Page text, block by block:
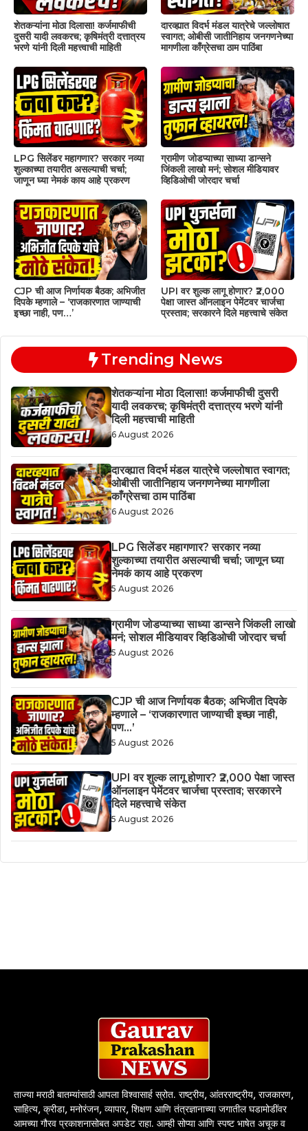
शेतकऱ्यांना मोठा दिलासा! कर्जमाफीची
दुसरी यादी लवकरच; कृषिमंत्री दत्तात्रय
भरणे यांनी दिली महत्त्वाची माहिती
दारव्ह्यात विदर्भ मंडल यात्रेचे जल्लोषात
स्वागत; ओबीसी जातीनिहाय जनगणनेच्या
मागणीला काँग्रेसचा ठाम पाठिंबा
LPG सिलेंडर महागणार? सरकार नव्या
शुल्काच्या तयारीत असल्याची चर्चा;
जाणून घ्या नेमकं काय आहे प्रकरण
ग्रामीण जोडप्याच्या साध्या डान्सने
जिंकली लाखो मनं; सोशल मीडियावर
व्हिडिओची जोरदार चर्चा
CJP ची आज निर्णायक बैठक; अभिजीत
दिपके म्हणाले – ‘राजकारणात जाण्याची
इच्छा नाही, पण…’
UPI वर शुल्क लागू होणार? ₹2,000
पेक्षा जास्त ऑनलाइन पेमेंटवर चार्जचा
प्रस्ताव; सरकारने दिले महत्त्वाचे संकेत
Trending News
शेतकऱ्यांना मोठा दिलासा! कर्जमाफीची दुसरी
यादी लवकरच; कृषिमंत्री दत्तात्रय भरणे यांनी
दिली महत्त्वाची माहिती
6 August 2026
दारव्ह्यात विदर्भ मंडल यात्रेचे जल्लोषात स्वागत;
ओबीसी जातीनिहाय जनगणनेच्या मागणीला
काँग्रेसचा ठाम पाठिंबा
6 August 2026
LPG सिलेंडर महागणार? सरकार नव्या
शुल्काच्या तयारीत असल्याची चर्चा; जाणून घ्या
नेमकं काय आहे प्रकरण
5 August 2026
ग्रामीण जोडप्याच्या साध्या डान्सने जिंकली लाखो
मनं; सोशल मीडियावर व्हिडिओची जोरदार चर्चा
5 August 2026
CJP ची आज निर्णायक बैठक; अभिजीत दिपके
म्हणाले – ‘राजकारणात जाण्याची इच्छा नाही,
पण…’
5 August 2026
UPI वर शुल्क लागू होणार? ₹2,000 पेक्षा जास्त
ऑनलाइन पेमेंटवर चार्जचा प्रस्ताव; सरकारने
दिले महत्त्वाचे संकेत
5 August 2026
ताज्या मराठी बातम्यांसाठी आपला विश्वासार्ह स्रोत. राष्ट्रीय, आंतरराष्ट्रीय, राजकारण,
साहित्य, क्रीडा, मनोरंजन, व्यापार, शिक्षण आणि तंत्रज्ञानाच्या जगातील घडामोडींवर
आमच्या गौरव प्रकाशनासोबत अपडेट राहा. आम्ही सोप्या आणि स्पष्ट भाषेत अचूक व